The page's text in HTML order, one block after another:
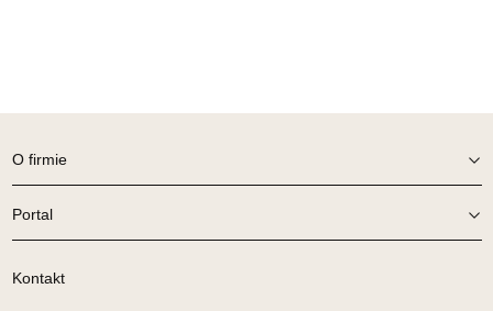
Salon meblowy
78-600 WAŁCZ
Adres e-mail:
Godziny otwarcia
O firmie
Portal
Kontakt